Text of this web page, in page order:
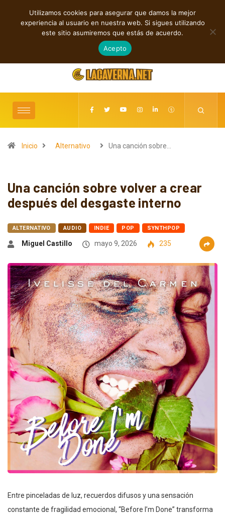
TENDENCIAS
Noisetech y
agosto 10, 2026
Inicio Alternativo Una canción sobre…
Una canción sobre volver a crear
después del desgaste interno
ALTERNATIVO AUDIO INDIE POP SYNTHPOP
Miguel Castillo mayo 9, 2026 235
Entre pinceladas de luz, recuerdos difusos y una sensación
constante de fragilidad emocional, “Before I’m Done” transforma
Utilizamos cookies para asegurar que damos la mejor
experiencia al usuario en nuestra web. Si sigues utilizando
este sitio asumiremos que estás de acuerdo.
Acepto